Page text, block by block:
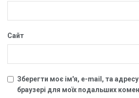
Сайт
Зберегти моє ім'я, e-mail, та
браузері для моїх подальших